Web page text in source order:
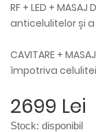
RF + LED +
anticelulitelor și a
CAVITARE +
împotriva celulitei
2699 Lei
Stock: disponibil